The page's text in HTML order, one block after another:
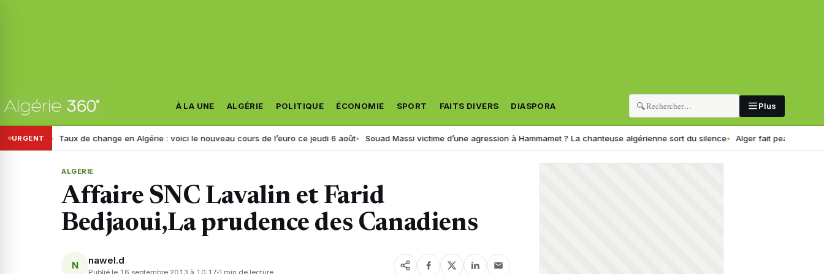
À LA UNE ALGÉRIE POLITIQUE ÉCONOMIE SPORT FAITS DIVERS DIASPORA 🔍 Plus
URGENTTaux de change en Algérie : voici le nouveau cours de l’euro ce jeudi 6 août Souad Massi victime d’une agression à Hammamet ? La chanteuse algérienne sort du silence Alger fait peau neuve : la
ALGÉRIE
Affaire SNC Lavalin et Farid
Bedjaoui,La prudence des Canadiens
N nawel.d
Publié le 16 septembre 2013 à 10:17 1 min de lecture